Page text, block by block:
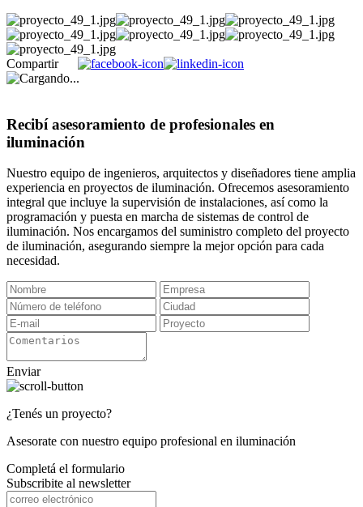
Compartir
Recibí asesoramiento de profesionales en
iluminación
Nuestro equipo de ingenieros, arquitectos y diseñadores tiene amplia
experiencia en proyectos de iluminación. Ofrecemos asesoramiento
integral que incluye la supervisión de instalaciones, así como la
programación y puesta en marcha de sistemas de control de
iluminación. Nos encargamos del suministro completo del proyecto
de iluminación, asegurando siempre la mejor opción para cada
necesidad.
Enviar
¿Tenés un proyecto?
Asesorate con nuestro equipo profesional en iluminación
Completá el formulario
Subscribite al newsletter